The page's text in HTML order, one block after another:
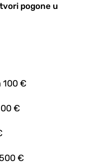
pogone u
100 €
€
€